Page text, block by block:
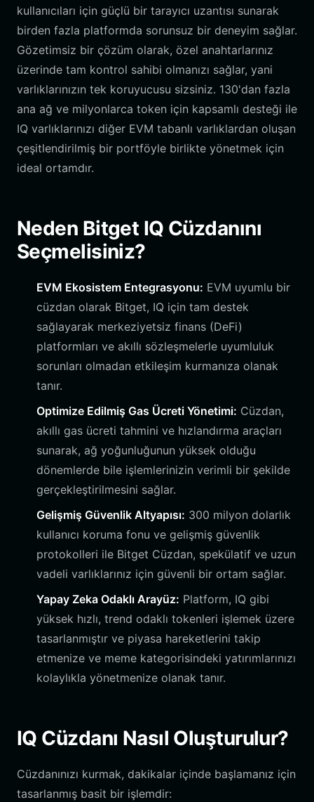
kullanıcıları için güçlü bir tarayıcı uzantısı sunarak
birden fazla platformda sorunsuz bir deneyim sağlar.
Gözetimsiz bir çözüm olarak, özel anahtarlarınız
üzerinde tam kontrol sahibi olmanızı sağlar, yani
varlıklarınızın tek koruyucusu sizsiniz. 130'dan fazla
ana ağ ve milyonlarca token için kapsamlı desteği ile
IQ varlıklarınızı diğer EVM tabanlı varlıklardan oluşan
çeşitlendirilmiş bir portföyle birlikte yönetmek için
ideal ortamdır.
Neden Bitget IQ Cüzdanını
Seçmelisiniz?
EVM Ekosistem Entegrasyonu: EVM uyumlu bir
cüzdan olarak Bitget, IQ için tam destek
sağlayarak merkeziyetsiz finans (DeFi)
platformları ve akıllı sözleşmelerle uyumluluk
sorunları olmadan etkileşim kurmanıza olanak
tanır.
Optimize Edilmiş Gas Ücreti Yönetimi: Cüzdan,
akıllı gas ücreti tahmini ve hızlandırma araçları
sunarak, ağ yoğunluğunun yüksek olduğu
dönemlerde bile işlemlerinizin verimli bir şekilde
gerçekleştirilmesini sağlar.
Gelişmiş Güvenlik Altyapısı: 300 milyon dolarlık
kullanıcı koruma fonu ve gelişmiş güvenlik
protokolleri ile Bitget Cüzdan, spekülatif ve uzun
vadeli varlıklarınız için güvenli bir ortam sağlar.
Yapay Zeka Odaklı Arayüz: Platform, IQ gibi
yüksek hızlı, trend odaklı tokenleri işlemek üzere
tasarlanmıştır ve piyasa hareketlerini takip
etmenize ve meme kategorisindeki yatırımlarınızı
kolaylıkla yönetmenize olanak tanır.
IQ Cüzdanı Nasıl Oluşturulur?
Cüzdanınızı kurmak, dakikalar içinde başlamanız için
tasarlanmış basit bir işlemdir: